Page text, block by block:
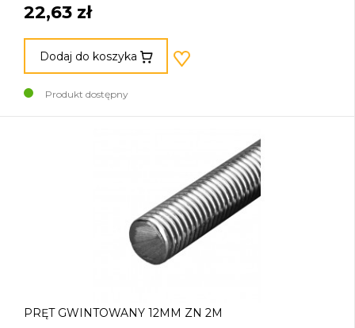
22,63 zł
Dodaj do koszyka
Produkt dostępny
PRĘT GWINTOWANY 12MM ZN 2M